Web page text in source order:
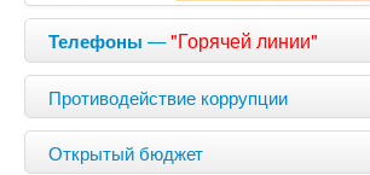
Телефоны —"Горячей линии"
Противодействие коррупции
Открытый бюджет